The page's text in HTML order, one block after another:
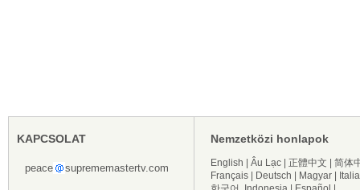
KAPCSOLAT
peace suprememastertv.com
Nemzetközi honlapok
English Âu Lạc 正體中文
简体
Français
Deutsch Magyar